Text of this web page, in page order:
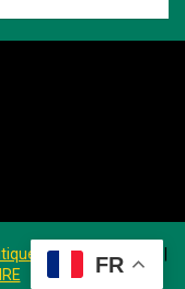
FR
de Confidentialité